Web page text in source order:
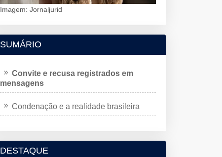
Imagem: Jornaljurid
SUMÁRIO
Convite e recusa registrados em
mensagens
Condenação e a realidade brasileira
DESTAQUE